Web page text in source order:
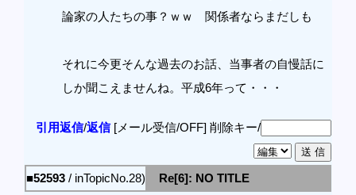
論家の人たちの事？ｗｗ 関係者ならまだしも
それに今更そんな過去のお話、当事者の自慢話に
しか聞こえませんね。平成6年って・・・
引用返信/返信[メール受信/OFF] 削除キー/
■52593 / inTopicNo.28)
Re[6]: NO TITLE